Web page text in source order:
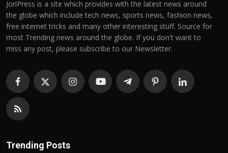
JoriPress is a site which provides with the latest news around
the globe which include tech news, sports news, fashion news,
free internet tricks and many other interesting stuff. Source for
most Trending news around the globe. If you don't want to
miss any post, please subscribe to our Newsletter.
Trending Posts